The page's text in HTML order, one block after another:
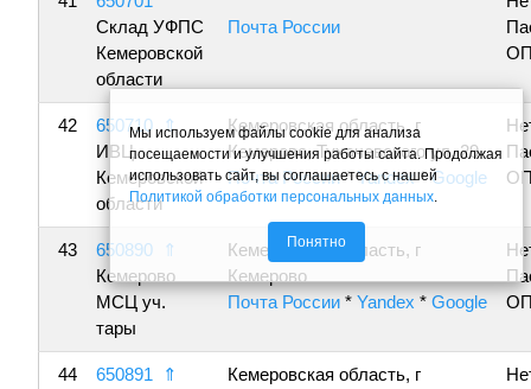
Склад УФПС
Кемеровской
области
Почта России
42 650710 ⇑
ИВЦ
Кемеровской
области
Кемеровская область, г
Кемерово, Тухачевского ул, 29
Почта России*Yandex*Google
43 650890
⇑
Кемерово
МСЦ уч.
тары
Кемеровская область, г
Кемерово
Почта России * Yandex * Google
44 650891
⇑
Кемеровская область, г
Мы используем файлы cookie для анализа
посещаемости и улучшения работы сайта. Продолжая
использовать сайт, вы соглашаетесь с нашей
Политикой обработки персональных данных
Понятно